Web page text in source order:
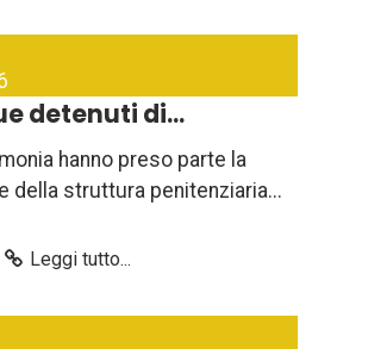
detenuti di...
hanno preso parte la
della struttura penitenziaria...
Leggi tutto...